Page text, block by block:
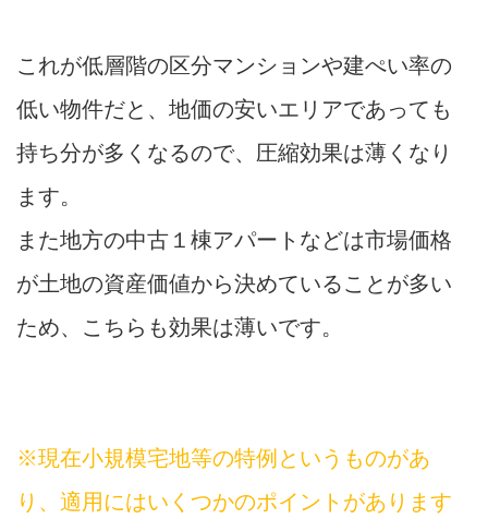
これが低層階の区分マンションや建ぺい率の
低い物件だと、地価の安いエリアであっても
持ち分が多くなるので、圧縮効果は薄くなり
ます。
また地方の中古１棟アパートなどは市場価格
が土地の資産価値から決めていることが多い
ため、こちらも効果は薄いです。
※現在小規模宅地等の特例というものがあ
り、適用にはいくつかのポイントがあります